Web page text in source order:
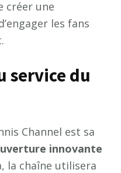
créer une
les fans
service du
Channel est sa
uverture innovante
la chaîne utilisera